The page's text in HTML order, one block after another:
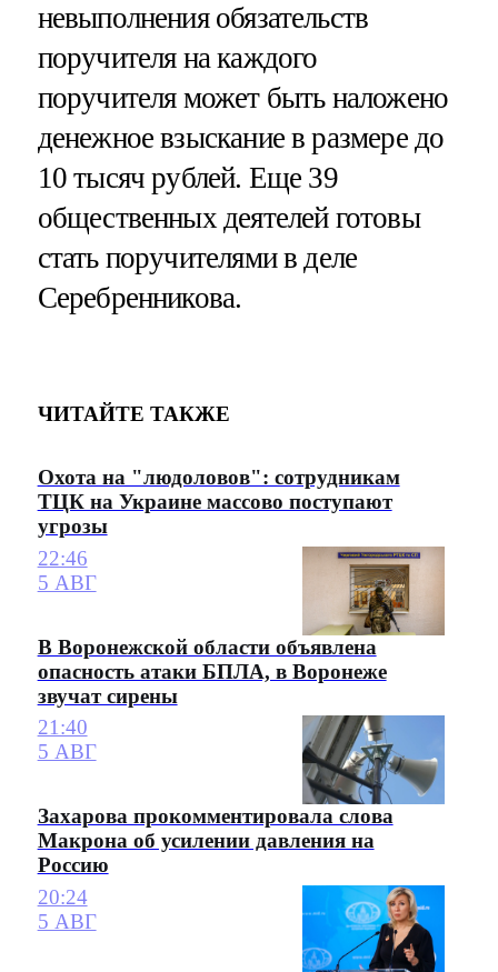
невыполнения обязательств
поручителя на каждого
поручителя может быть наложено
денежное взыскание в размере до
10 тысяч рублей. Еще 39
общественных деятелей готовы
стать поручителями в деле
Серебренникова.
ЧИТАЙТЕ ТАКЖЕ
Охота на "людоловов": сотрудникам
ТЦК на Украине массово поступают
угрозы
22:46
5 АВГ
В Воронежской области объявлена
опасность атаки БПЛА, в Воронеже
звучат сирены
21:40
5 АВГ
Захарова прокомментировала слова
Макрона об усилении давления на
Россию
20:24
5 АВГ